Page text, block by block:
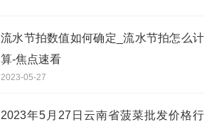
流水节拍数值如何确定_流水节拍怎么计
算-焦点速看
2023-05-27
2023年5月27日云南省菠菜批发价格行